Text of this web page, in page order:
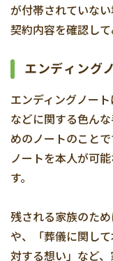
が付帯されていな
契約内容を確認して
エンディング
エンディングノー
などに関する色ん
めのノートのこと
ノートを本人が可
す。
残される家族のた
や、「葬儀に関し
対する想い」など